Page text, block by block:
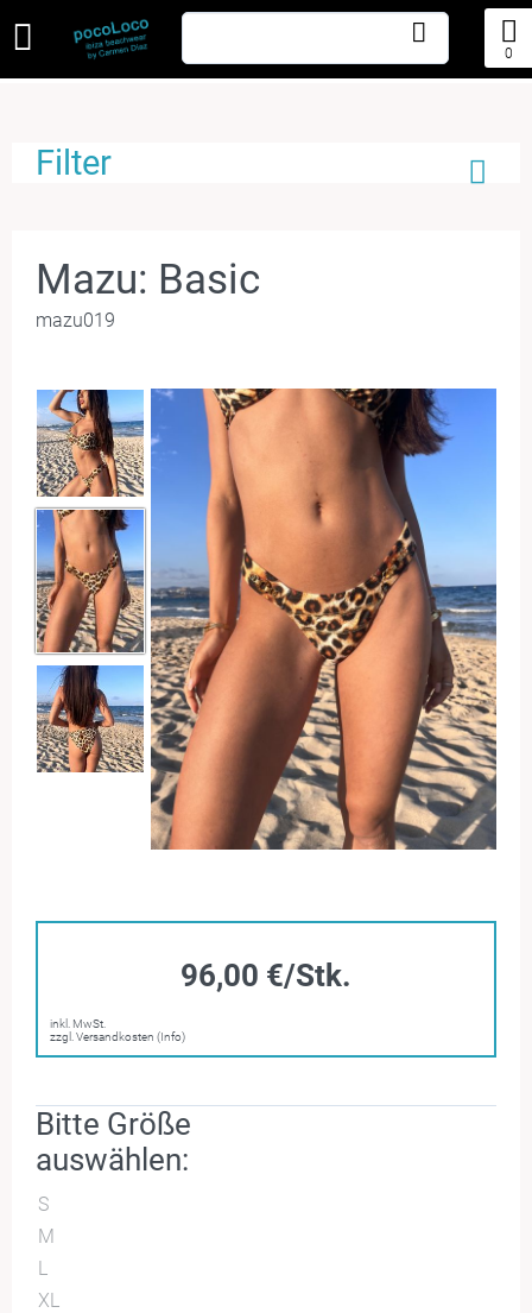
0
Filter
Mazu: Basic
mazu019
96,00 €/Stk.
inkl. MwSt.
zzgl. Versandkosten (Info)
Bitte Größe
auswählen:
S
M
L
XL